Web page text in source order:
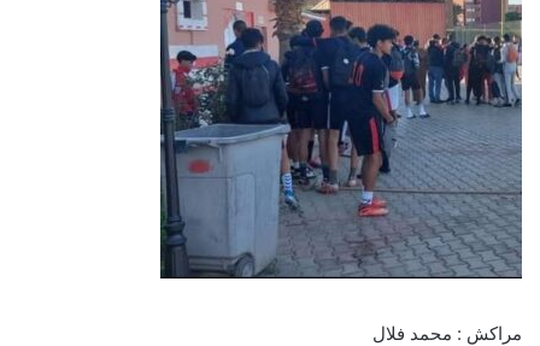
مراكش : محمد فلال